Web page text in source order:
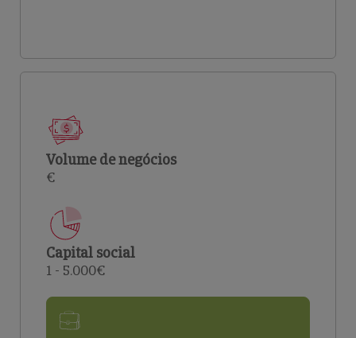
Volume de negócios
€
Capital social
1 - 5.000€